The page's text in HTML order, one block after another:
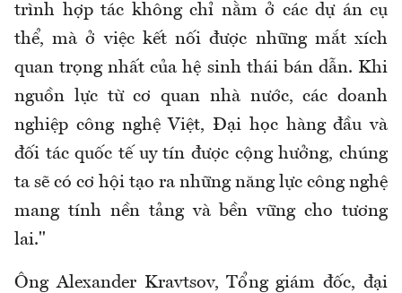
trình hợp tác không chỉ nằm ở các dự án cụ
thể, mà ở việc kết nối được những mắt xích
quan trọng nhất của hệ sinh thái bán dẫn. Khi
nguồn lực từ cơ quan nhà nước, các doanh
nghiệp công nghệ Việt, Đại học hàng đầu và
đối tác quốc tế uy tín được cộng hưởng, chúng
ta sẽ có cơ hội tạo ra những năng lực công nghệ
mang tính nền tảng và bền vững cho tương
lai."
Ông Alexander Kravtsov, Tổng giám đốc, đại